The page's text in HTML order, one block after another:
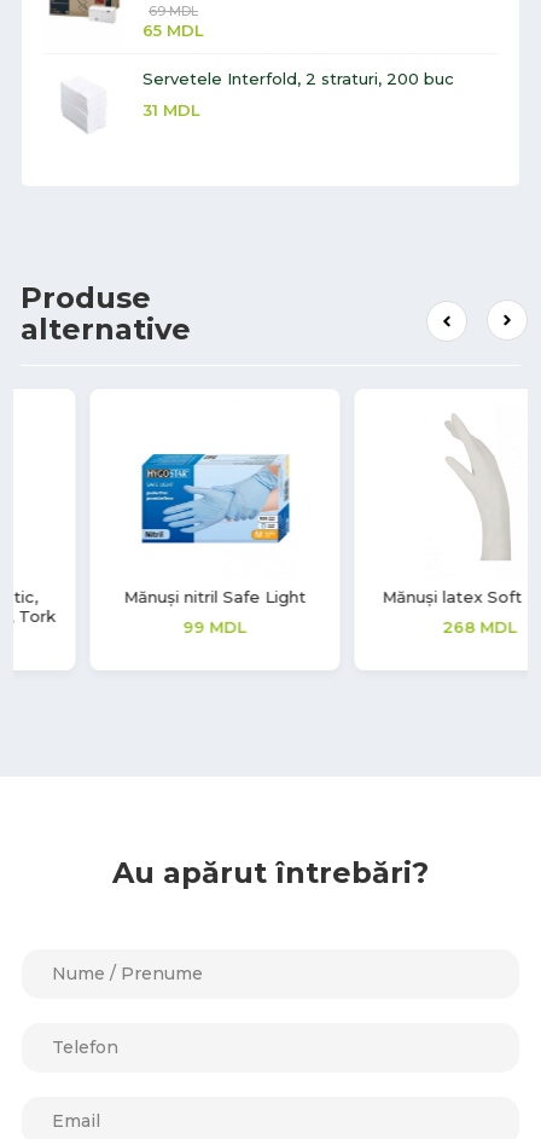
69MDL
65 MDL
Servetele Interfold, 2 straturi, 200 buc
31 MDL
Produse
alternative
Mănuși latex Soft Touch
Masca medicala de
Au apărut întrebări?